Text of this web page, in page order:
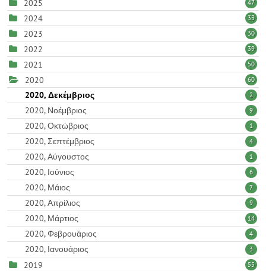
2025 47
2024 33
2023 30
2022 39
2021 50
2020 60
2020, Δεκέμβριος 2
2020, Νοέμβριος 9
2020, Οκτώβριος 1
2020, Σεπτέμβριος 4
2020, Αύγουστος 1
2020, Ιούνιος 6
2020, Μάιος 7
2020, Απρίλιος 9
2020, Μάρτιος 14
2020, Φεβρουάριος 4
2020, Ιανουάριος 3
2019 55